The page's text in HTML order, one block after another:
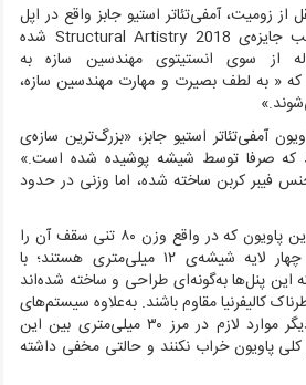
از زومیت،آمفی‌تئاتر استیو جابز واقع در اپل
جایزه‌یStructural Artistry 2018
شده
از سوی
انستیتوی مهندسین سازه
به
« به‌ لطف بصیرت و مهارت مهندسین سازه،
آمفی‌تئاتر استیو جابز، «بزرگ‌ترین سازه‌ی
صرفا توسط شیشه پوشیده شده است.»
فیبر کربن ساخته شده، اما وزنی در حدود
هر کدام از پنل‌های اطراف این پاویون که در واقع وزن ۸۰ تنی سقف آن را
تحمل می‌کنند،‌ تنها دارای چهار لایه شیشه‌ی ۱۲ میلی‌متری هستند؛ با
این پنل‌ها به‌گونه‌ای طراحی و ساخته شده‌اند
کالیفرنیا مقاوم باشند. به‌علاوه سیستم‌های
برقی، لوله‌های آب‌پاش و دیگر موارد لازم در مرز ۳۰ میلی‌متری بین این
کلی پاویون خراب نکنند و حالتی مخفی داشته